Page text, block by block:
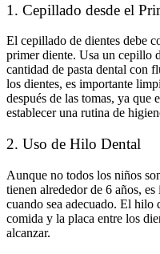
1. Cepillado desde el
El cepillado de dientes debe
primer diente. Usa un cepillo
cantidad de pasta dental con
los dientes, es importante
después de las tomas, ya que
establecer una rutina de
2. Uso de Hilo Dental
Aunque no todos los niños
tienen alrededor de 6 años,
cuando sea adecuado. El hilo
comida y la placa entre los
alcanzar.